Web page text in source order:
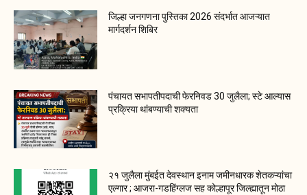
जिल्हा जनगणना पुस्तिका 2026 संदर्भात आजऱ्यात
मार्गदर्शन शिबिर
पंचायत सभापतीपदाची फेरनिवड 30 जुलैला; स्टे आल्यास
प्रक्रिया थांबण्याची शक्यता
२१ जुलैला मुंबईत देवस्थान इनाम जमीनधारक शेतकऱ्यांचा
एल्गार ; आजरा-गडहिंग्लज सह कोल्हापूर जिल्ह्यातून मोठा